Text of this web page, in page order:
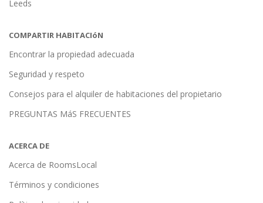
Leeds
COMPARTIR HABITACIóN
Encontrar la propiedad adecuada
Seguridad y respeto
Consejos para el alquiler de habitaciones del propietario
PREGUNTAS MáS FRECUENTES
ACERCA DE
Acerca de RoomsLocal
Términos y condiciones